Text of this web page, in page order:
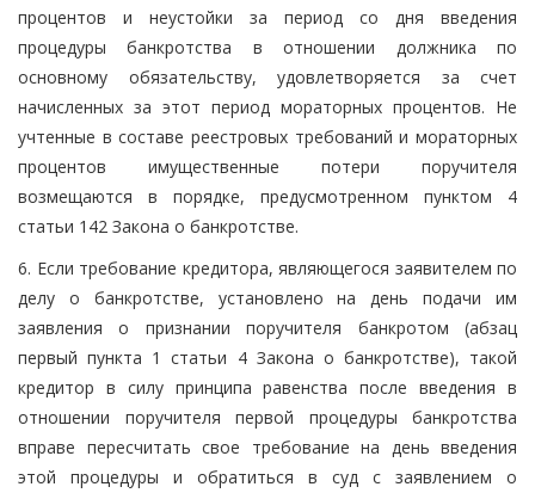
процентов и неустойки за период со дня введения
процедуры банкротства в отношении должника по
основному обязательству, удовлетворяется за счет
начисленных за этот период мораторных процентов. Не
учтенные в составе реестровых требований и мораторных
процентов имущественные потери поручителя
возмещаются в порядке, предусмотренном пунктом 4
статьи 142 Закона о банкротстве.
6. Если требование кредитора, являющегося заявителем по
делу о банкротстве, установлено на день подачи им
заявления о признании поручителя банкротом (абзац
первый пункта 1 статьи 4 Закона о банкротстве), такой
кредитор в силу принципа равенства после введения в
отношении поручителя первой процедуры банкротства
вправе пересчитать свое требование на день введения
этой процедуры и обратиться в суд с заявлением о